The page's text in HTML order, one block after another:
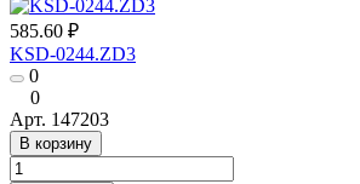
585.60 ₽
KSD-0244.ZD3
0
0
Арт. 147203
В корзину